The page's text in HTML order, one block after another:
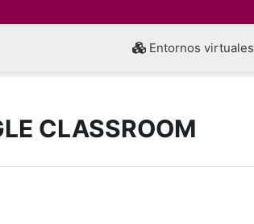
Entornos virtuales
CLASSROOM